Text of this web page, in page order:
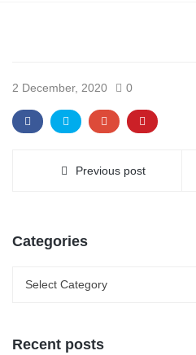
2 December, 2020 0
Previous post
Categories
Select Category
Recent posts